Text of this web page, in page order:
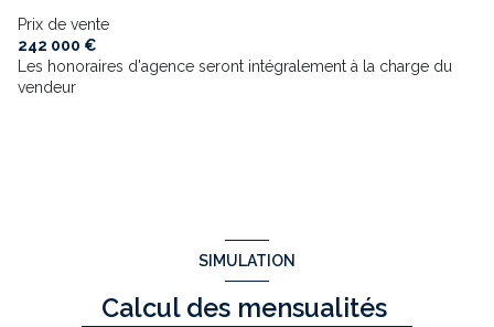
Prix de vente
242 000 €
Les honoraires d'agence seront intégralement à la charge du
vendeur
SIMULATION
Calcul des mensualités